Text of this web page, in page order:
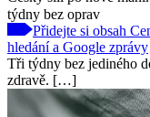
týdny bez oprav
Přidejte si obsah
hledání a Google zprávy
Tři týdny bez jediného
zdravě. […]